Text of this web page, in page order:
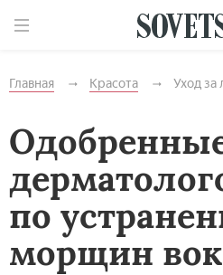
Главная Красота Уход за
по
морщин